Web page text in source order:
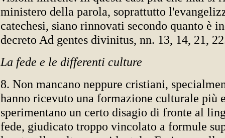
ministero della parola, soprattutto
catechesi, siano rinnovati secondo quanto è
decreto Ad gentes divinitus, nn. 13, 14, 21,
La fede e le differenti culture
8. Non mancano neppure cristiani,
hanno ricevuto una formazione culturale più
sperimentano un certo disagio di fronte al
fede, giudicato troppo vincolato a formule